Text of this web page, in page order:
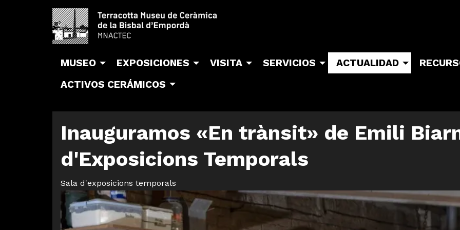
MUSEO EXPOSICIONES VISITA SERVICIOS ACTUALIDAD
ACTIVOS CERÁMICOS
Inauguramos «En trànsit» de Emili
d'Exposicions Temporals
Sala d'exposicions temporals